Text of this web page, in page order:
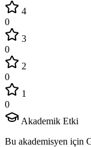
4
0
3
0
2
0
1
0
Akademik Etki
Bu akademisyen için